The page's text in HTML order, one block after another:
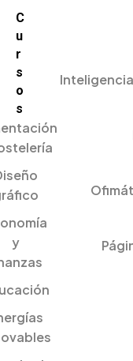
C
u
r
s
o
s
y